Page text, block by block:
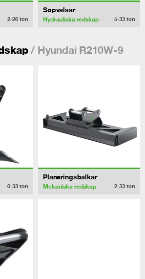
2-26 ton
Sopvalsar
Hydrauliska redskap 5-33 ton
/ Hyundai R210W-9
0-33 ton
Planeringsbalkar
Mekaniska redskap 2-33 ton